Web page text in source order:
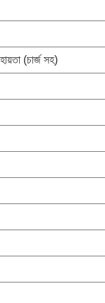
(চার্জ সহ)